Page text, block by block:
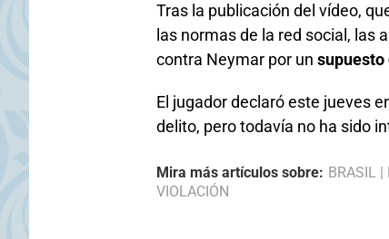
Tras la publicación del vídeo,
las normas de la red social,
contra Neymar por un
El jugador declaró este jueves
delito, pero todavía no ha sido
Mira más artículos sobre: BRASIL |
VIOLACIÓN